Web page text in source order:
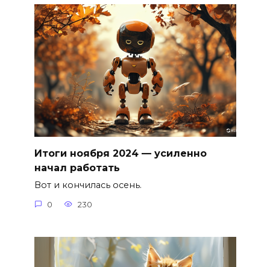
Итоги ноября 2024 — усиленно
начал работать
Вот и кончилась осень.
0 230